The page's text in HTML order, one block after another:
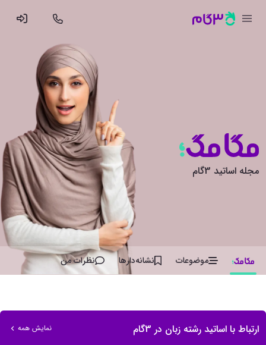
مجله اساتید 3گام
موضوعات نشانه‌دار‌ها نظرات من
ارتباط با اساتید رشته زبان در 3گام نمایش همه